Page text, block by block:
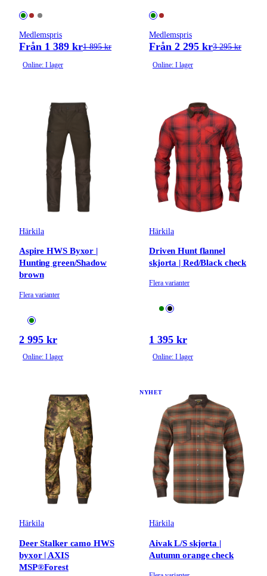
Medlemspris
Från 1 389 kr1 895 kr
Online: I lager
Medlemspris
Från 2 295 kr3 295 kr
Online: I lager
Härkila
Aspire HWS Byxor |
Hunting green/Shadow
brown
Flera varianter
2 995 kr
Online: I lager
Härkila
Driven Hunt flannel
skjorta | Red/Black check
Flera varianter
1 395 kr
Online: I lager
Härkila
Deer Stalker camo HWS
byxor | AXIS
MSP®Forest
Härkila
Aivak L/S skjorta |
Autumn orange check
NYHET